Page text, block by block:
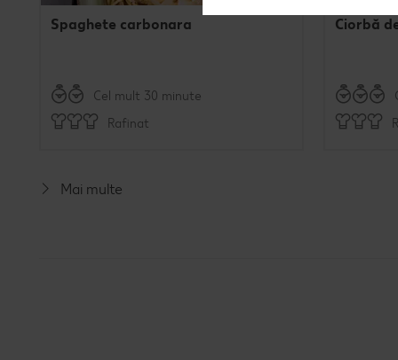
Spaghete carbonara
Cel mult 30 minute
Rafinat
Ciorbă
Mai multe